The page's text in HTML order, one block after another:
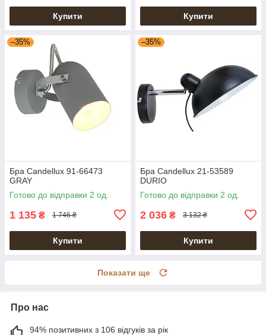
Купити Купити
–35%
Бра Candellux 91-66473
GRAY
Готово до відправки 2 од.
1 135 ₴ 1 746 ₴
Купити
–35%
Бра Candellux 21-53589
DURIO
Готово до відправки 2 од.
2 036 ₴ 3 132 ₴
Купити
Показати ще
Про нас
94% позитивних з 106 відгуків за рік